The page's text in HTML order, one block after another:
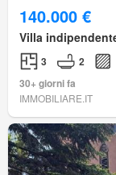
140.000 €
Villa
3 2
30+ giorni fa
IMMOBILIARE.IT